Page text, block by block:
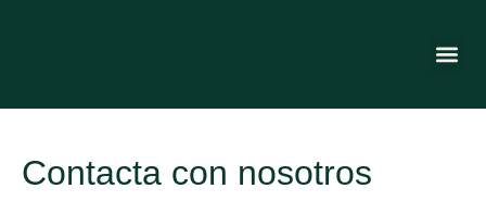
un
accesibilidad.
Contacta con nosotros